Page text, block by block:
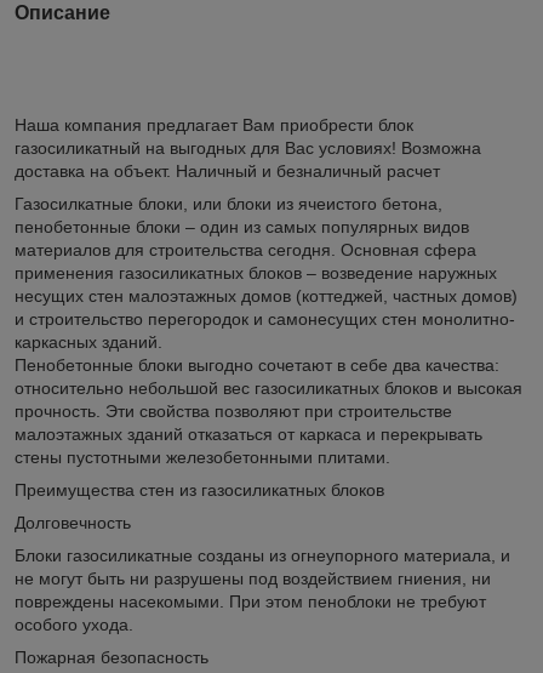
Описание
Наша компания предлагает Вам приобрести блок
газосиликатный на выгодных для Вас условиях! Возможна
доставка на объект. Наличный и безналичный расчет
Газосилкатные блоки, или блоки из ячеистого бетона,
пенобетонные блоки – один из самых популярных видов
материалов для строительства сегодня. Основная сфера
применения газосиликатных блоков – возведение наружных
несущих стен малоэтажных домов (коттеджей, частных домов)
и строительство перегородок и самонесущих стен монолитно-
каркасных зданий.
Пенобетонные блоки выгодно сочетают в себе два качества:
относительно небольшой вес газосиликатных блоков и высокая
прочность. Эти свойства позволяют при строительстве
малоэтажных зданий отказаться от каркаса и перекрывать
стены пустотными железобетонными плитами.
Преимущества стен из газосиликатных блоков
Долговечность
Блоки газосиликатные созданы из огнеупорного материала, и
не могут быть ни разрушены под воздействием гниения, ни
повреждены насекомыми. При этом пеноблоки не требуют
особого ухода.
Пожарная безопасность